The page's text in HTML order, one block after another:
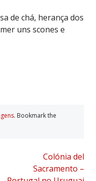
de chá, herança dos
uns scones e
. Bookmark the
Colónia del
Sacramento –